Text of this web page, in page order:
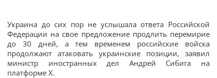
Украина до сих пор не услышала ответа Российской
Федерации на свое предложение продлить перемирие
до 30 дней, а тем временем российские войска
продолжают атаковать украинские позиции, заявил
министр иностранных дел Андрей Сибига на
платформе Х.